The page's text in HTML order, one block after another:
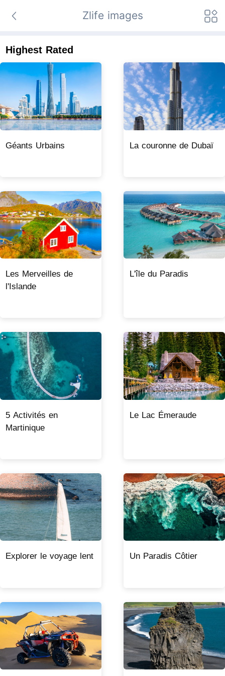
Zlife images
Highest Rated
Géants Urbains La couronne de Dubaï
Les Merveilles de
l'Islande
L'île du Paradis
5 Activités en
Martinique
Le Lac Émeraude
Explorer le voyage lent Un Paradis Côtier